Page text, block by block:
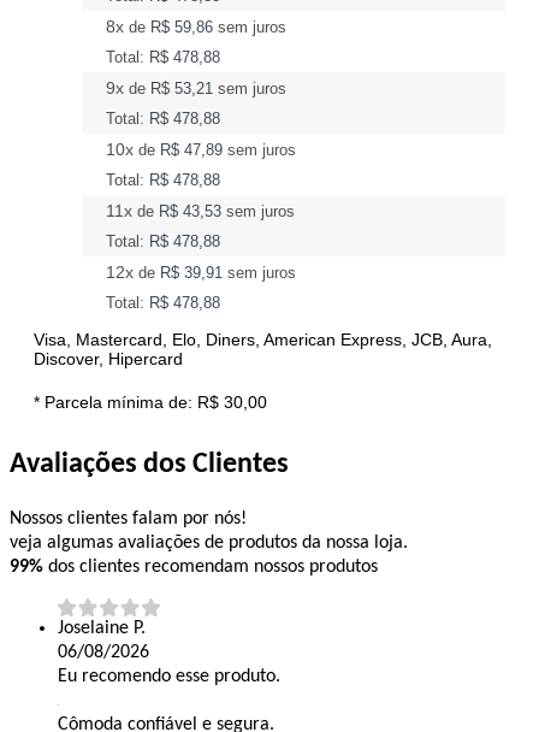
8x de R$ 59,86 sem juros
Total: R$ 478,88
9x de R$ 53,21 sem juros
Total: R$ 478,88
10x de R$ 47,89 sem juros
Total: R$ 478,88
11x de R$ 43,53 sem juros
Total: R$ 478,88
12x de R$ 39,91 sem juros
Total: R$ 478,88
Visa, Mastercard, Elo, Diners, American Express, JCB, Aura,
Discover, Hipercard
* Parcela mínima de: R$ 30,00
Avaliações dos Clientes
Nossos clientes falam por nós!
veja algumas avaliações de produtos da nossa loja.
99% dos clientes recomendam nossos produtos
Joselaine P.
06/08/2026
Eu recomendo esse produto.
Cômoda confiável e segura.